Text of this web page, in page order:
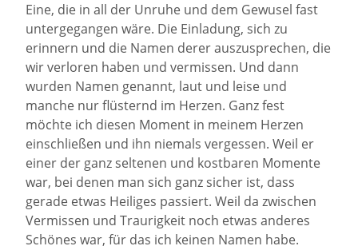
Eine, die in all der Unruhe und dem Gewusel fast
untergegangen wäre. Die Einladung, sich zu
erinnern und die Namen derer auszusprechen, die
wir verloren haben und vermissen. Und dann
wurden Namen genannt, laut und leise und
manche nur flüsternd im Herzen. Ganz fest
möchte ich diesen Moment in meinem Herzen
einschließen und ihn niemals vergessen. Weil er
einer der ganz seltenen und kostbaren Momente
war, bei denen man sich ganz sicher ist, dass
gerade etwas Heiliges passiert. Weil da zwischen
Vermissen und Traurigkeit noch etwas anderes
Schönes war, für das ich keinen Namen habe.